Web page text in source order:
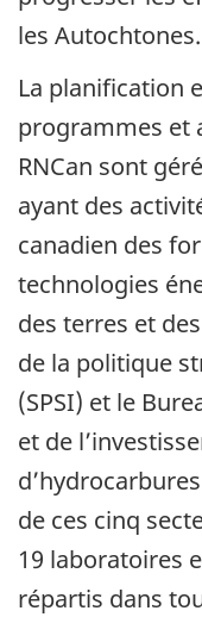
les Autochtones.
La planification
programmes et
RNCan sont
ayant des
canadien des
technologies
des terres et
de la politique
(SPSI) et le
et de
de ces cinq
19 laboratoires
répartis dans